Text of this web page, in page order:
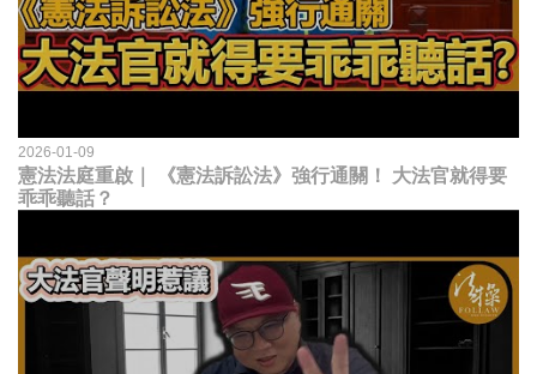
2026-01-09
憲法法庭重啟｜ 《憲法訴訟法》強行通關！ 大法官就得要
乖乖聽話？